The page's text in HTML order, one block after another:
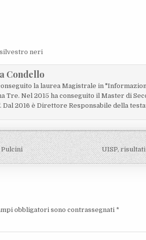
silvestro neri
Condello
la laurea Magistrale in
Tre. Nel 2015 ha conseguito il Master di
Dal 2016 è Direttore Responsabile della
UISP,
obbligatori sono contrassegnati *